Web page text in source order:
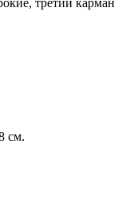
см.